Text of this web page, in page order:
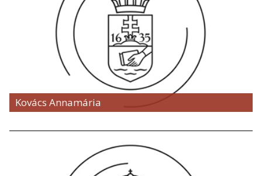
Kovács Annamária